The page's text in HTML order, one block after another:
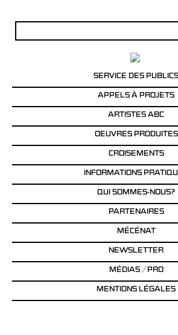
SERVICE DES PUBLICS
APPELS À PROJETS
ARTISTES ABC
OEUVRES PRODUITES
CROISEMENTS
INFORMATIONS
QUI SOMMES-NOUS?
PARTENAIRES
MÉCÉNAT
NEWSLETTER
MÉDIAS / PRO
MENTIONS LÉGALES